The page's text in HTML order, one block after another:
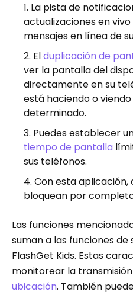
La pista de
actualizaciones en
mensajes en línea de
Elduplicación de
ver la pantalla del
directamente en su
está haciendo o
determinado.
Puedes establecer
tiempo de pantalla
sus teléfonos.
Con esta
bloquean por
Las funciones
suman a las funciones
FlashGet Kids. Estas
monitorear la transmisión
ubicación. También